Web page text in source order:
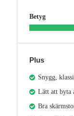
Betyg
Plus
Snygg,
Lätt att byta
Bra